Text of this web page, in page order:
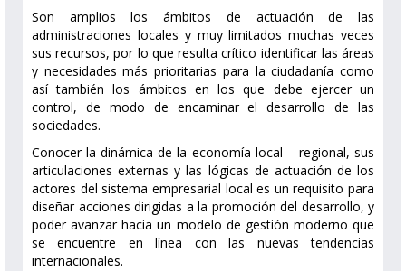
Son amplios los ámbitos de actuación de las
administraciones locales y muy limitados muchas veces
sus recursos, por lo que resulta crítico identificar las áreas
y necesidades más prioritarias para la ciudadanía como
así también los ámbitos en los que debe ejercer un
control, de modo de encaminar el desarrollo de las
sociedades.
Conocer la dinámica de la economía local – regional, sus
articulaciones externas y las lógicas de actuación de los
actores del sistema empresarial local es un requisito para
diseñar acciones dirigidas a la promoción del desarrollo, y
poder avanzar hacia un modelo de gestión moderno que
se encuentre en línea con las nuevas tendencias
internacionales.